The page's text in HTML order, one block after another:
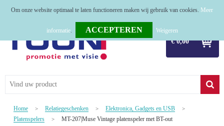
€ 0,00
Relatiegeschenken
Werkkleding
Home > Relatiegeschenken > Elektronica, Gadgets en USB >
Platenspelers > MT-207|Muse Vintage platenspeler met BT-out
Om onze website optimaal te laten functioneren maken wij gebruik van cookies. Meer
informatie. Weigeren